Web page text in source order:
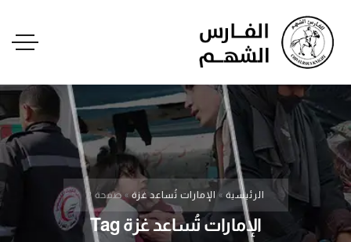
الرئيسية » الإمارات تُساعد غزة»صفحة 2
الإمارات تُساعد غزة Tag